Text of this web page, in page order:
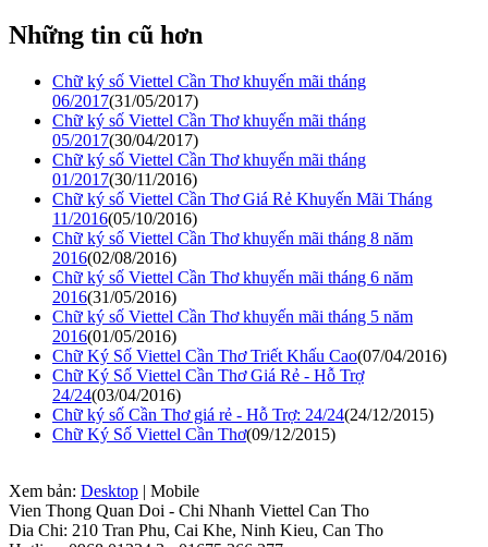
Những tin cũ hơn
Chữ ký số Viettel Cần Thơ khuyến mãi tháng
06/2017(31/05/2017)
Chữ ký số Viettel Cần Thơ khuyến mãi tháng
05/2017(30/04/2017)
Chữ ký số Viettel Cần Thơ khuyến mãi tháng
01/2017(30/11/2016)
Chữ ký số Viettel Cần Thơ Giá Rẻ Khuyến Mãi Tháng
11/2016(05/10/2016)
Chữ ký số Viettel Cần Thơ khuyến mãi tháng 8 năm
2016(02/08/2016)
Chữ ký số Viettel Cần Thơ khuyến mãi tháng 6 năm
2016(31/05/2016)
Chữ ký số Viettel Cần Thơ khuyến mãi tháng 5 năm
2016(01/05/2016)
Chữ Ký Số Viettel Cần Thơ Triết Khấu Cao(07/04/2016)
Chữ Ký Số Viettel Cần Thơ Giá Rẻ - Hỗ Trợ
24/24(03/04/2016)
Chữ ký số Cần Thơ giá rẻ - Hỗ Trợ: 24/24(24/12/2015)
Chữ Ký Số Viettel Cần Thơ(09/12/2015)
Xem bản: Desktop | Mobile
Vien Thong Quan Doi - Chi Nhanh Viettel Can Tho
Dia Chi: 210 Tran Phu, Cai Khe, Ninh Kieu, Can Tho